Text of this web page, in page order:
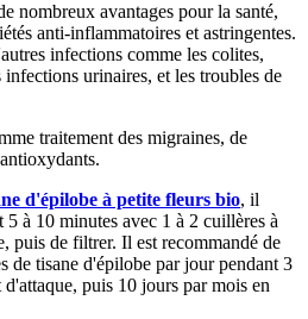
nombreux avantages pour la santé,
anti-inflammatoires et astringentes.
infections comme les colites,
urinaires, et les troubles de
traitement des migraines, de
d'épilobe à petite fleurs bio, il
à 10 minutes avec 1 à 2 cuillères à
puis de filtrer. Il est recommandé de
de tisane d'épilobe par jour pendant 3
d'attaque, puis 10 jours par mois en